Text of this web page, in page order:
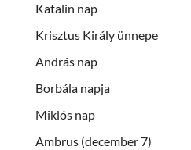
Katalin nap
Krisztus Király ünnepe
András nap
Borbála napja
Miklós nap
Ambrus (december 7)